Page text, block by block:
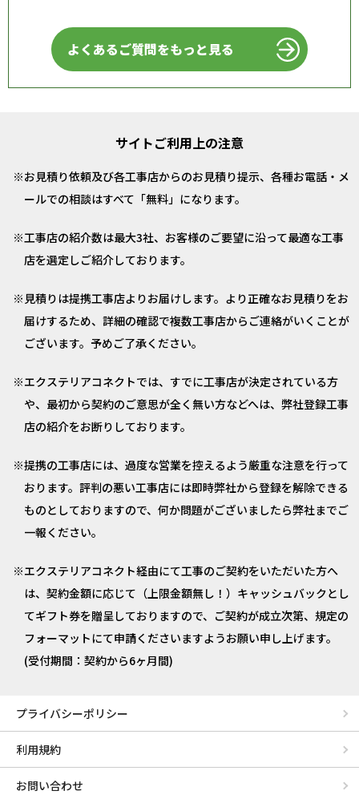
よくあるご質問をもっと見る
サイトご利用上の注意
お見積り依頼及び各工事店からのお見積り提示、各種お電話・メ
ールでの相談はすべて「無料」になります。
工事店の紹介数は最大3社、お客様のご要望に沿って最適な工事
店を選定しご紹介しております。
見積りは提携工事店よりお届けします。より正確なお見積りをお
届けするため、詳細の確認で複数工事店からご連絡がいくことが
ございます。予めご了承ください。
エクステリアコネクトでは、すでに工事店が決定されている方
や、最初から契約のご意思が全く無い方などへは、弊社登録工事
店の紹介をお断りしております。
提携の工事店には、過度な営業を控えるよう厳重な注意を行って
おります。評判の悪い工事店には即時弊社から登録を解除できる
ものとしておりますので、何か問題がございましたら弊社までご
一報ください。
エクステリアコネクト経由にて工事のご契約をいただいた方へ
は、契約金額に応じて（上限金額無し！）キャッシュバックとし
てギフト券を贈呈しておりますので、ご契約が成立次第、規定の
フォーマットにて申請くださいますようお願い申し上げます。
(受付期間：契約から6ヶ月間)
プライバシーポリシー
利用規約
お問い合わせ